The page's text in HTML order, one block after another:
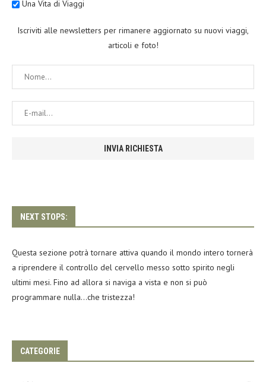
Una Vita di Viaggi
Iscriviti alle newsletters per rimanere aggiornato su nuovi viaggi,
articoli e foto!
NEXT STOPS:
Questa sezione potrà tornare attiva quando il mondo intero tornerà
a riprendere il controllo del cervello messo sotto spirito negli
ultimi mesi. Fino ad allora si naviga a vista e non si può
programmare nulla…che tristezza!
CATEGORIE